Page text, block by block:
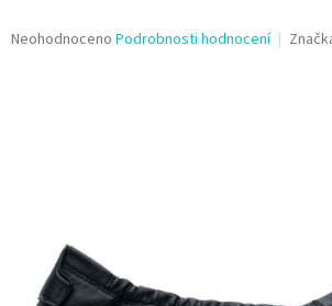
Průměrné
Neohodnoceno Podrobnosti hodnocení